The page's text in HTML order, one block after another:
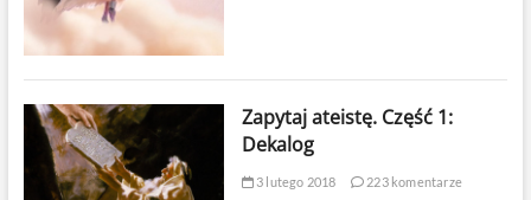
Zapytaj ateistę. Część 1:
Dekalog
3 lutego 2018 223 komentarze